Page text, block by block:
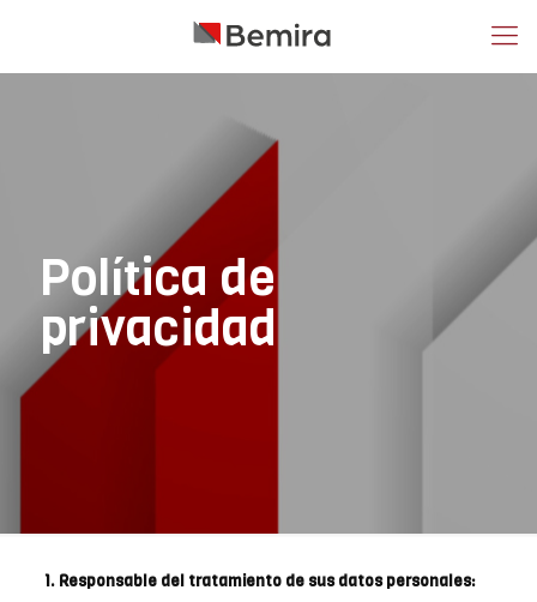
Política de
privacidad
1. Responsable del tratamiento de sus datos personales: